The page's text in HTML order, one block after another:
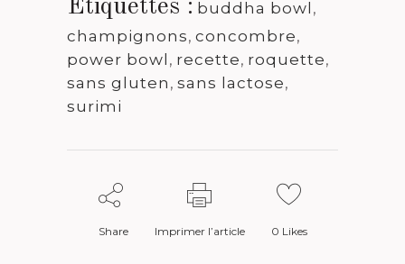
Étiquettes : buddha bowl ,
champignons, concombre,
power bowl , recette, roquette,
sans gluten , sans lactose,
surimi
Share Imprimer l’article 0 Likes